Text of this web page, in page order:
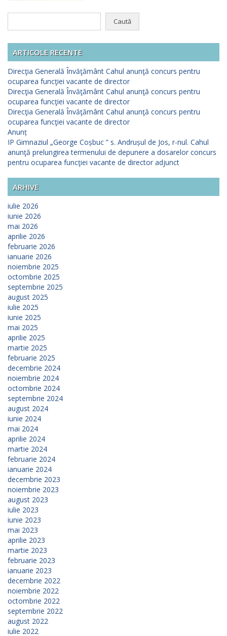
ARTICOLE RECENTE
Direcţia Generală Învăţământ Cahul anunţă concurs pentru
ocuparea funcţiei vacante de director
Direcţia Generală Învăţământ Cahul anunţă concurs pentru
ocuparea funcţiei vacante de director
Direcţia Generală Învăţământ Cahul anunţă concurs pentru
ocuparea funcţiei vacante de director
Anunț
IP Gimnaziul „George Coșbuc ” s. Andrușul de Jos, r-nul. Cahul
anunţă prelungirea termenului de depunere a dosarelor concurs
pentru ocuparea funcţiei vacante de director adjunct
ARHIVE
iulie 2026
iunie 2026
mai 2026
aprilie 2026
februarie 2026
ianuarie 2026
noiembrie 2025
octombrie 2025
septembrie 2025
august 2025
iulie 2025
iunie 2025
mai 2025
aprilie 2025
martie 2025
februarie 2025
decembrie 2024
noiembrie 2024
octombrie 2024
septembrie 2024
august 2024
iunie 2024
mai 2024
aprilie 2024
martie 2024
februarie 2024
ianuarie 2024
decembrie 2023
noiembrie 2023
august 2023
iulie 2023
iunie 2023
mai 2023
aprilie 2023
martie 2023
februarie 2023
ianuarie 2023
decembrie 2022
noiembrie 2022
octombrie 2022
septembrie 2022
august 2022
iulie 2022